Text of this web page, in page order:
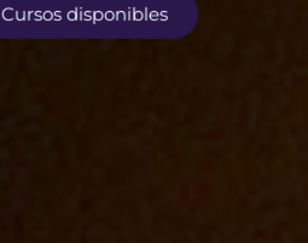
Cursos disponibles